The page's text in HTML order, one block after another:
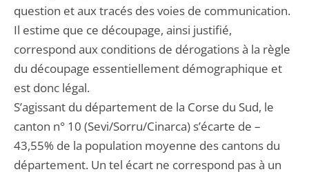
question et aux tracés des voies de communication.
Il estime que ce découpage, ainsi justifié,
correspond aux conditions de dérogations à la règle
du découpage essentiellement démographique et
est donc légal.
S’agissant du département de la Corse du Sud, le
canton n° 10 (Sevi/Sorru/Cinarca) s’écarte de –
43,55% de la population moyenne des cantons du
département. Un tel écart ne correspond pas à un